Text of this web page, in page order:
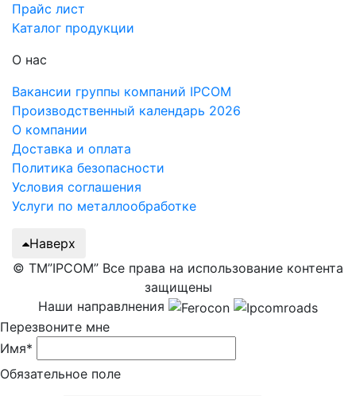
Прайс лист
Каталог продукции
О нас
Вакансии группы компаний IPCOM
Производственный календарь 2026
О компании
Доставка и оплата
Политика безопасности
Условия соглашения
Услуги по металлообработке
Наверх
© ТМ”IPCOM” Все права на использование контента
защищены
Наши направлнения
Перезвоните мне
Имя*
Обязательное поле